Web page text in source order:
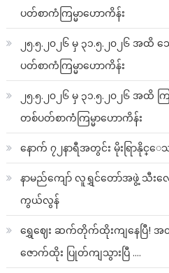
ပတ်စာကံကြမ္မာဟောကိန်း
၂၅.၅.၂၀၂၆ မှ ၃၁.၅.၂၀၂၆ အထိ
ပတ်စာကံကြမ္မာဟောကိန်း
၂၅.၅.၂၀၂၆ မှ ၃၁.၅.၂၀၂၆ အထိ
တစ်ပတ်စာကံကြမ္မာဟောကိန်း
နောက် ၇၂နာရီအတွင်း မိုးရြာနိုင္
နာမည်ကျော် လူရွှင်တော်အဖွဲ့ သီး
ကွယ်လွန်
ရွှေဈေး ဆက်တိုက်ထိုးကျနေပြီ! အ
ဇောက်ထိုး ပြုတ်ကျသွားပြီ ….